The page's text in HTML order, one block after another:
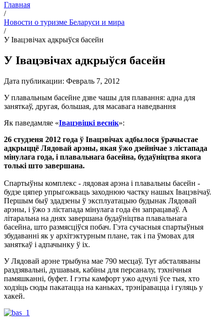
Главная
/
Новости о туризме Беларуси и мира
/
У Івацэвічах адкрыўся басейн
У Івацэвічах адкрыўся басейн
Дата публикации: Февраль 7, 2012
У плавальным басейне дзве чашы для плавання: адна для
заняткаў, другая, большая, для масавага наведвання
Як паведамляе «Івацэвіцкі веснік»:
26 студзеня 2012 года ў Івацэвічах адбылося ўрачыстае
адкрыццё Лядовай арэны, якая ўжо дзейнічае з лістапада
мінулага года, і плавальнага басейна, будаўніцтва якога
толькі што завершана.
Cпартыўны комплекс - лядовая арэна і плавальны басейн -
будзе цяпер упрыгожваць заходнюю частку нашых Івацэвічаў.
Першым быў здадзены ў эксплуатацыю будынак Лядовай
арэны, і ўжо з лістапада мінулага года ён запрацаваў. А
літаральна на днях завершана будаўніцтва плавальнага
басейна, што размясціўся побач. Гэта сучасныя спартыўныя
збудаванні як у архітэктурным плане, так і па ўмовах для
заняткаў і адпачынку ў іх.
У Лядовай арэне трыбуна мае 790 месцаў. Тут абсталяваны
раздзявальні, душавыя, кабіны для персаналу, тэхнічныя
памяшканні, буфет. І гэты камфорт ужо адчулі ўсе тыя, хто
ходзіць сюды пакатацца на каньках, трэніравацца і гуляць у
хакей.